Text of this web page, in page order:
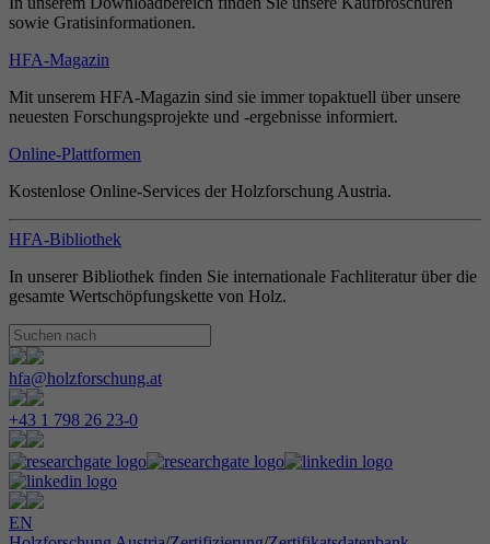
sowie Gratisinformationen.
HFA-Magazin
Mit unserem HFA-Magazin sind sie immer topaktuell über unsere
neuesten Forschungsprojekte und -ergebnisse informiert.
Online-Plattformen
Kostenlose Online-Services der Holzforschung Austria.
HFA-Bibliothek
In unserer Bibliothek finden Sie internationale Fachliteratur über die
gesamte Wertschöpfungskette von Holz.
hfa@holzforschung.at
+43 1 798 26 23-0
EN